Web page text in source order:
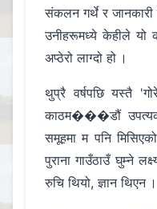
संकलन गर्थे र जानकारी
उनीहरूमध्ये केहीले यो
अप्ठेरो लाग्दो हो ।
थुप्रै वर्षपछि यस्तै
काठम���डौं
समूहमा म पनि
पुराना गाउँठाउँ घुम्ने
रुचि थियो, ज्ञान थिएन ।